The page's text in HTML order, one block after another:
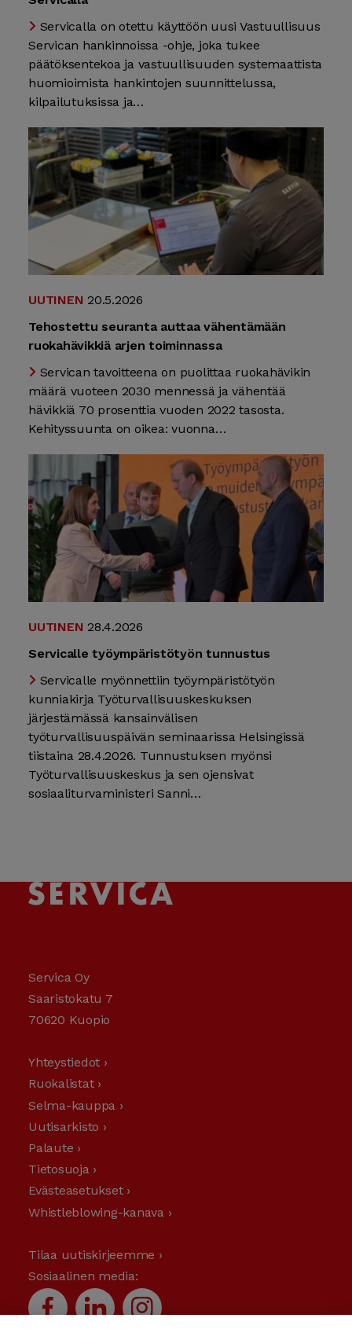
Servicalla on otettu käyttöön uusi Vastuullisuus
Servican hankinnoissa -ohje, joka tukee
päätöksentekoa ja vastuullisuuden systemaattista
huomioimista hankintojen suunnittelussa,
kilpailutuksissa ja…
UUTINEN 20.5.2026
Tehostettu seuranta auttaa vähentämään
ruokahävikkiä arjen toiminnassa
Servican tavoitteena on puolittaa ruokahävikin
määrä vuoteen 2030 mennessä ja vähentää
hävikkiä 70 prosenttia vuoden 2022 tasosta.
Kehityssuunta on oikea: vuonna…
UUTINEN 28.4.2026
Servicalle työympäristötyön tunnustus
Servicalle myönnettiin työympäristötyön
kunniakirja Työturvallisuuskeskuksen
järjestämässä kansainvälisen
työturvallisuuspäivän seminaarissa Helsingissä
tiistaina 28.4.2026. Tunnustuksen myönsi
Työturvallisuuskeskus ja sen ojensivat
sosiaaliturvaministeri Sanni…
Servica Oy
Saaristokatu 7
70620 Kuopio
Yhteystiedot ›
Ruokalistat ›
Selma-kauppa ›
Uutisarkisto ›
Palaute ›
Tietosuoja ›
Evästeasetukset ›
Whistleblowing-kanava ›
Tilaa uutiskirjeemme ›
Sosiaalinen media: